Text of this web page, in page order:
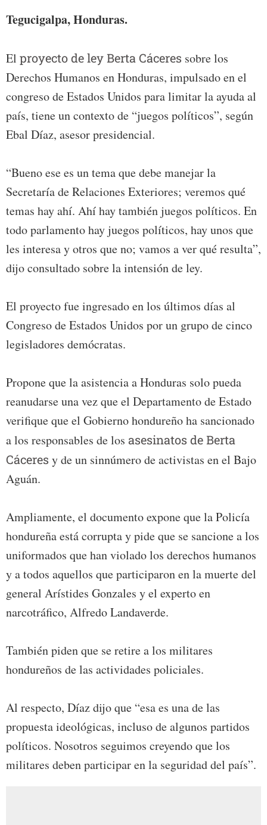
Tegucigalpa, Honduras.
El proyecto de ley Berta Cáceres sobre los
Derechos Humanos en Honduras, impulsado en el
congreso de Estados Unidos para limitar la ayuda al
país, tiene un contexto de “juegos políticos”, según
Ebal Díaz, asesor presidencial.
“Bueno ese es un tema que debe manejar la
Secretaría de Relaciones Exteriores; veremos qué
temas hay ahí. Ahí hay también juegos políticos. En
todo parlamento hay juegos políticos, hay unos que
les interesa y otros que no; vamos a ver qué resulta”,
dijo consultado sobre la intensión de ley.
El proyecto fue ingresado en los últimos días al
Congreso de Estados Unidos por un grupo de cinco
legisladores demócratas.
Propone que la asistencia a Honduras solo pueda
reanudarse una vez que el Departamento de Estado
verifique que el Gobierno hondureño ha sancionado
a los responsables de los asesinatos de Berta
Cáceres y de un sinnúmero de activistas en el Bajo
Aguán.
Ampliamente, el documento expone que la Policía
hondureña está corrupta y pide que se sancione a los
uniformados que han violado los derechos humanos
y a todos aquellos que participaron en la muerte del
general Arístides Gonzales y el experto en
narcotráfico, Alfredo Landaverde.
También piden que se retire a los militares
hondureños de las actividades policiales.
Al respecto, Díaz dijo que “esa es una de las
propuesta ideológicas, incluso de algunos partidos
políticos. Nosotros seguimos creyendo que los
militares deben participar en la seguridad del país”.